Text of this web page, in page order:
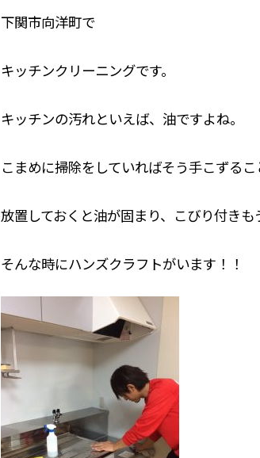
下関市向洋町で
キッチンクリーニングです。
キッチンの汚れといえば、油ですよね。
こまめに掃除をしていればそう手こずる
放置しておくと油が固まり、こびり付きも
そんな時にハンズクラフトがいます！！